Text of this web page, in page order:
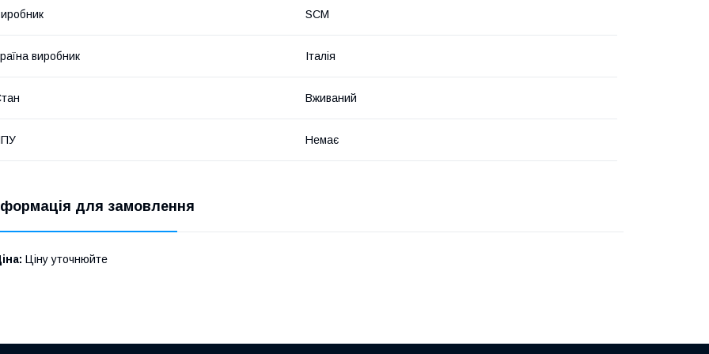
SCM
виробник Італія
Вживаний
Немає
для замовлення
Ціну уточнюйте